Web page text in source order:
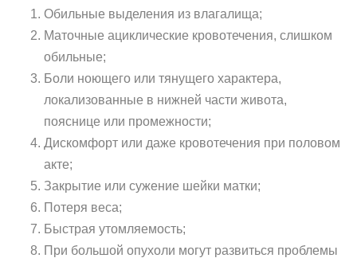
Обильные выделения из влагалища;
Маточные ациклические кровотечения, слишком
обильные;
Боли ноющего или тянущего характера,
локализованные в нижней части живота,
пояснице или промежности;
Дискомфорт или даже кровотечения при половом
акте;
Закрытие или сужение шейки матки;
Потеря веса;
Быстрая утомляемость;
При большой опухоли могут развиться проблемы